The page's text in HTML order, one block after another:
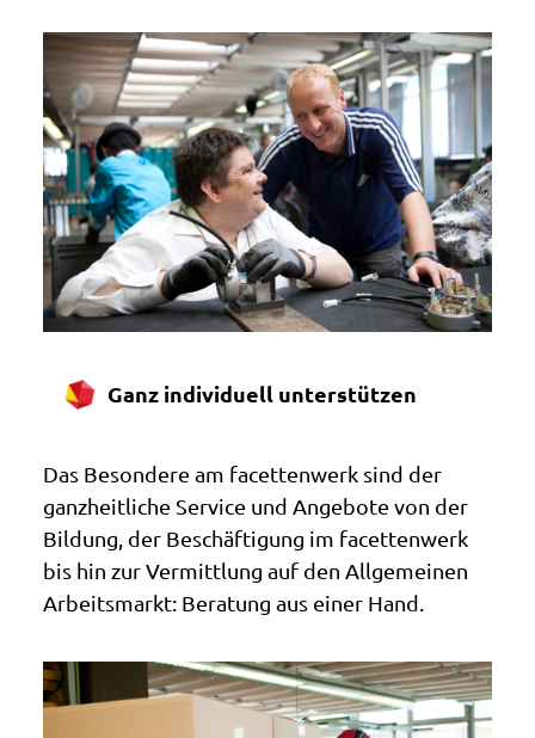
Ganz individuell unterstützen
Das Besondere am facettenwerk sind der
ganzheitliche Service und Angebote von der
Bildung, der Beschäftigung im facettenwerk
bis hin zur Vermittlung auf den Allgemeinen
Arbeitsmarkt: Beratung aus einer Hand.